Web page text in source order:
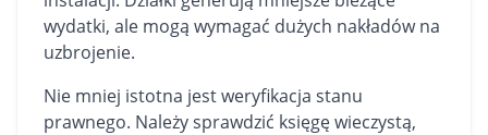
wydatki, ale mogą wymagać dużych nakładów na
uzbrojenie.
Nie mniej istotna jest weryfikacja stanu
prawnego. Należy sprawdzić księgę wieczystą,